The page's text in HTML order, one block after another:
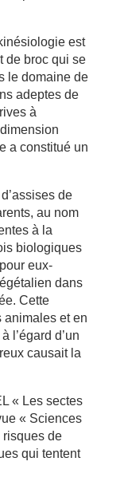
est
de broc qui se
le domaine de
adeptes de
à
a constitué un
de
au nom
à la
biologiques
eux-
dans
Cette
animales et en
l’égard d’un
causait la
« Les sectes
« Sciences
risques de
qui tentent